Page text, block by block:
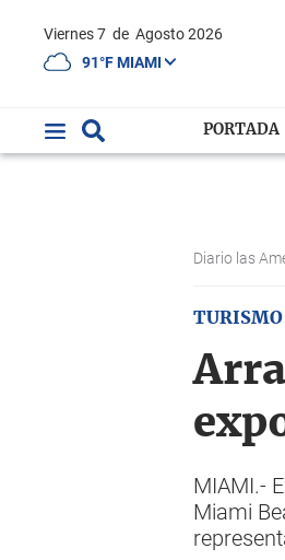
Viernes 7 de Agosto 2026
91°F MIAMI
PORTADA
Diario las
TURISMO
MIAMI.-
Miami